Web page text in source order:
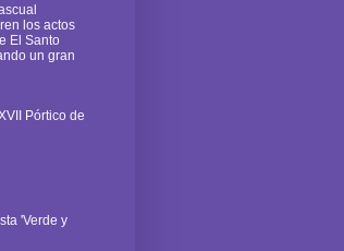
los actos
El Santo
un gran
Pórtico de
'Verde y